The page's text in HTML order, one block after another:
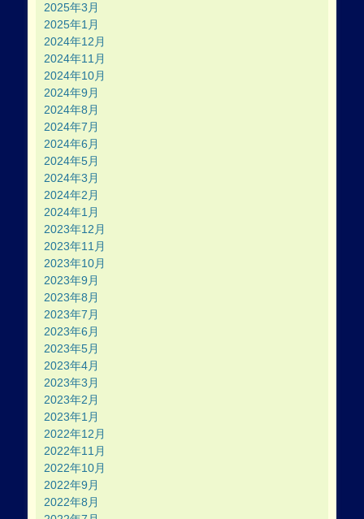
2025年3月
2025年1月
2024年12月
2024年11月
2024年10月
2024年9月
2024年8月
2024年7月
2024年6月
2024年5月
2024年3月
2024年2月
2024年1月
2023年12月
2023年11月
2023年10月
2023年9月
2023年8月
2023年7月
2023年6月
2023年5月
2023年4月
2023年3月
2023年2月
2023年1月
2022年12月
2022年11月
2022年10月
2022年9月
2022年8月